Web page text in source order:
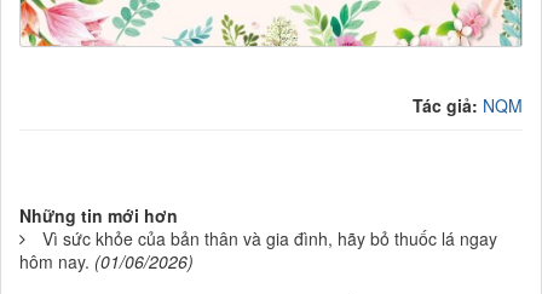
Tác giả: NQM
Những tin mới hơn
Vì sức khỏe của bản thân và gia đình, hãy bỏ thuốc lá ngay
hôm nay. (01/06/2026)